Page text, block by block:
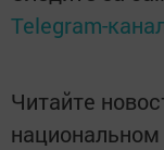
Telegram-
Читайте